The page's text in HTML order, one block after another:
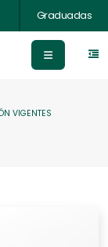
Graduadas
VIGENTES